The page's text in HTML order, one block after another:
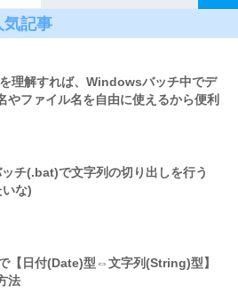
気記事
を理解すれば、Windowsバッチ中でデ
やファイル名を自由に使えるから便利
チ(.bat)で文字列の切り出しを行う
な)
【日付(Date)型⇔文字列(String)型】
法